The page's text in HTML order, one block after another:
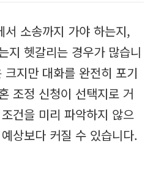
서 소송까지 가야 하는지,
지 헷갈리는 경우가 많습니
지만 대화를 완전히 포기
조정 신청이 선택지로 거
건을 미리 파악하지 않으
상보다 커질 수 있습니다.